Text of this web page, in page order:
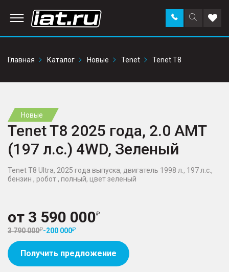
Поиск
по
Заказать
звонок в
Главная
Каталог Новые Tenet Tenet T8
Новые
Tenet T8 2025 года, 2.0 AMT
(197 л.с.) 4WD, Зеленый
Tenet T8 Ultra, 2025 года выпуска, двигатель 1998 л., 197 л.с.,
бензин , робот , полный, цвет зеленый
от 3 590 000
3 790 000 -200 000
Получить предложение